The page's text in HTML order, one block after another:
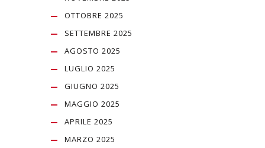
OTTOBRE 2025
SETTEMBRE 2025
AGOSTO 2025
LUGLIO 2025
GIUGNO 2025
MAGGIO 2025
APRILE 2025
MARZO 2025